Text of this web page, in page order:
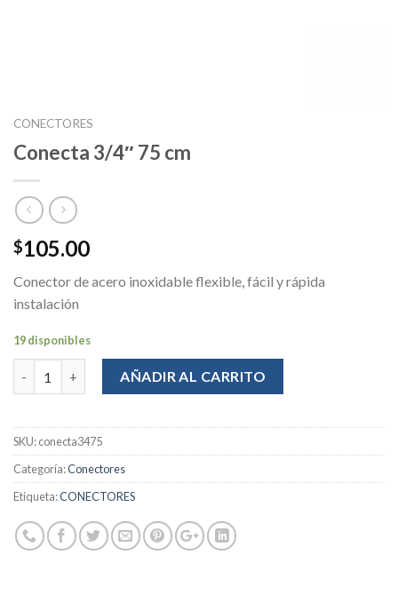
CONECTORES
Conecta 3/4″ 75 cm
$105.00
Conector de acero inoxidable flexible, fácil y rápida
instalación
19 disponibles
AÑADIR AL CARRITO
SKU:conecta3475
Categoría:Conectores
Etiqueta:CONECTORES